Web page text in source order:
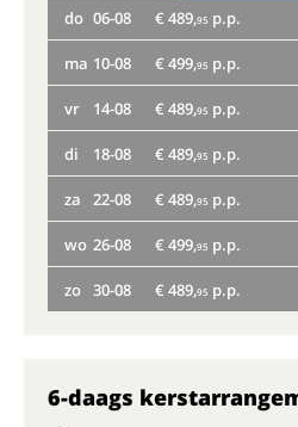
do 06-08 € 489,95 p.p.
ma 10-08 € 499,95 p.p.
vr 14-08 € 489,95 p.p.
di 18-08 € 489,95 p.p.
za 22-08 € 489,95 p.p.
wo 26-08 € 499,95 p.p.
zo 30-08 € 489,95 p.p.
6-daags